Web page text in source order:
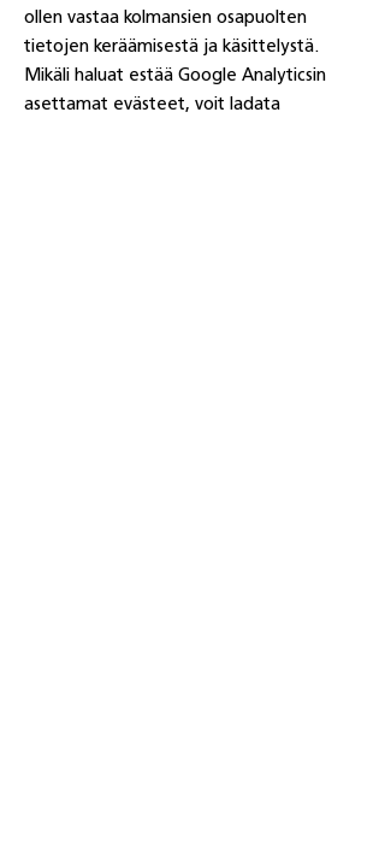
ollen vastaa kolmansien osapuolten
tietojen keräämisestä ja käsittelystä.
Mikäli haluat estää Google Analyticsin
asettamat evästeet, voit ladata